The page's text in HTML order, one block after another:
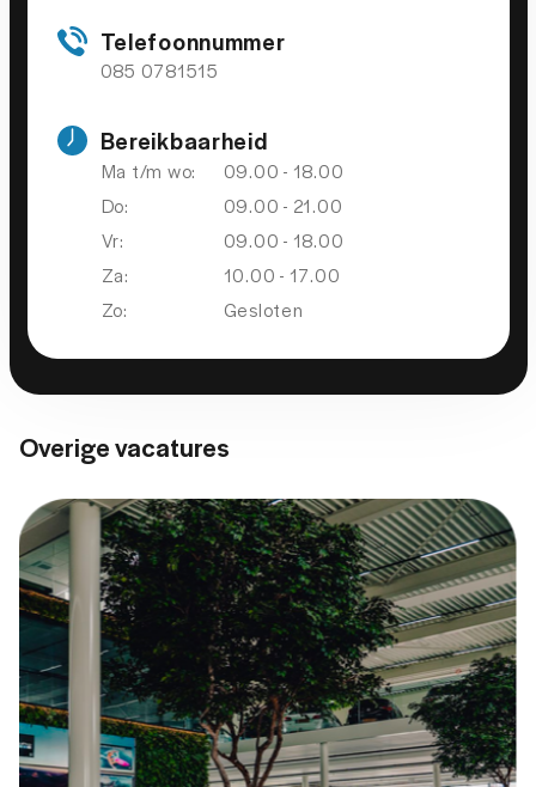
Telefoonnummer
085 0781515
Bereikbaarheid
Ma t/m wo:
09.00 - 18.00
Do:
09.00 - 21.00
Vr:
09.00 - 18.00
Za:
10.00 - 17.00
Zo:
Gesloten
Overige vacatures